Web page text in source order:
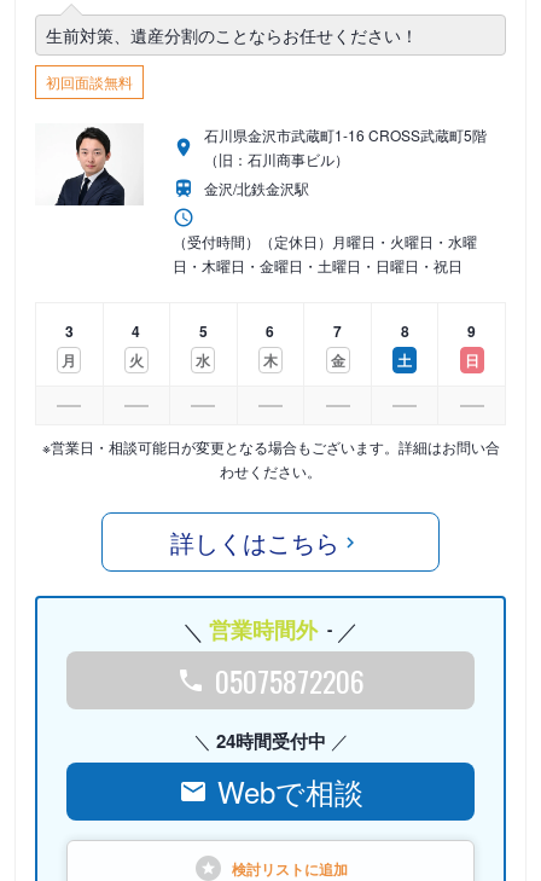
生前対策、遺産分割のことならお任せください！
初回面談無料
石川県金沢市武蔵町1-16 CROSS武蔵町5階
（旧：石川商事ビル）
金沢/北鉄金沢駅
（受付時間）（定休日）月曜日・火曜日・水曜
日・木曜日・金曜日・土曜日・日曜日・祝日
3
月
4
火
5
水
6
木
7
金
8
土
9
日
※営業日・相談可能日が変更となる場合もございます。詳細はお問い合
わせください。
詳しくはこちら
営業時間外 -
05075872206
24時間受付中
Webで相談
検討リストに追加